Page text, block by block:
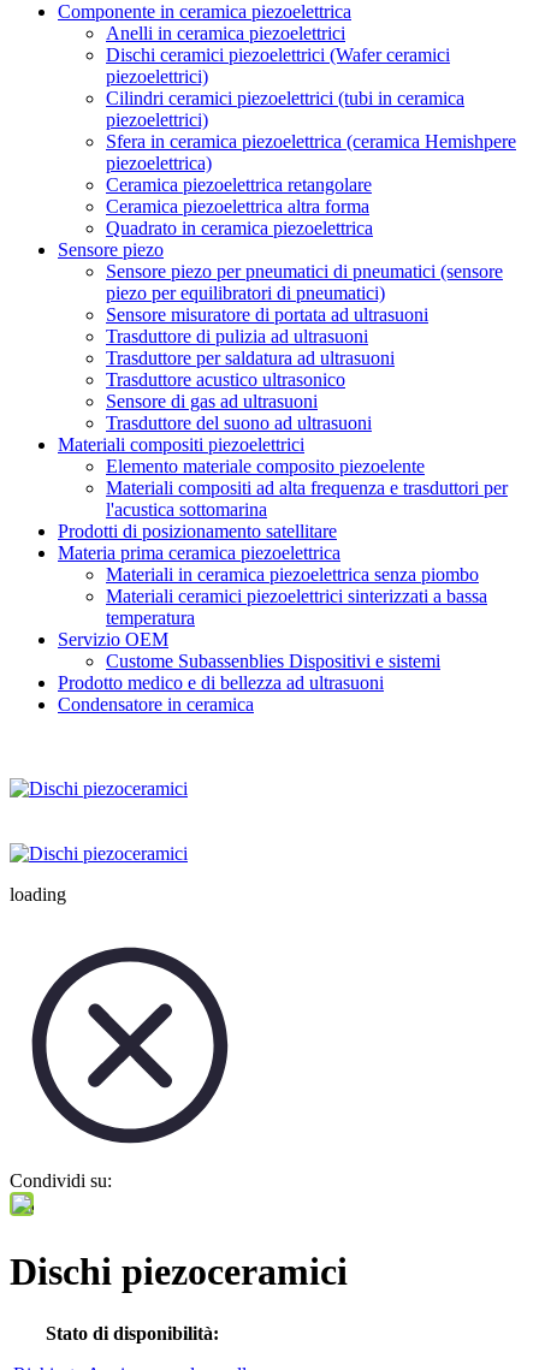
Componente in ceramica piezoelettrica
Anelli in ceramica piezoelettrici
Dischi ceramici piezoelettrici (Wafer ceramici
piezoelettrici)
Cilindri ceramici piezoelettrici (tubi in ceramica
piezoelettrici)
Sfera in ceramica piezoelettrica (ceramica Hemishpere
piezoelettrica)
Ceramica piezoelettrica retangolare
Ceramica piezoelettrica altra forma
Quadrato in ceramica piezoelettrica
Sensore piezo
Sensore piezo per pneumatici di pneumatici (sensore
piezo per equilibratori di pneumatici)
Sensore misuratore di portata ad ultrasuoni
Trasduttore di pulizia ad ultrasuoni
Trasduttore per saldatura ad ultrasuoni
Trasduttore acustico ultrasonico
Sensore di gas ad ultrasuoni
Trasduttore del suono ad ultrasuoni
Materiali compositi piezoelettrici
Elemento materiale composito piezoelente
Materiali compositi ad alta frequenza e trasduttori per
l'acustica sottomarina
Prodotti di posizionamento satellitare
Materia prima ceramica piezoelettrica
Materiali in ceramica piezoelettrica senza piombo
Materiali ceramici piezoelettrici sinterizzati a bassa
temperatura
Servizio OEM
Custome Subassenblies Dispositivi e sistemi
Prodotto medico e di bellezza ad ultrasuoni
Condensatore in ceramica
loading
Condividi su:
Dischi piezoceramici
Stato di disponibilità: